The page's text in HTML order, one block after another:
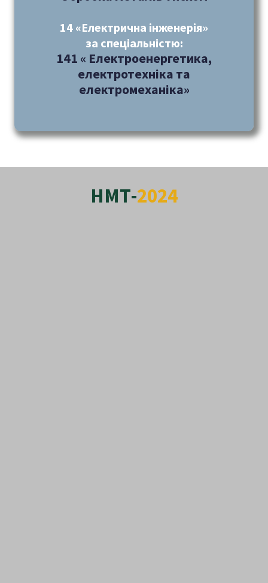
14 «Електрична інженерія»
за спеціальністю:
141 « Електроенергетика,
електротехніка та
електромеханіка»
НМТ-2024